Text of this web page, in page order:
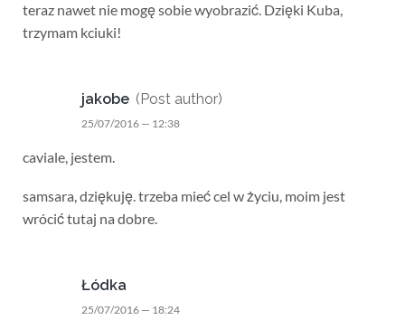
teraz nawet nie mogę sobie wyobrazić. Dzięki Kuba,
trzymam kciuki!
jakobe (Post author)
25/07/2016 — 12:38
caviale, jestem.
samsara, dziękuję. trzeba mieć cel w życiu, moim jest
wrócić tutaj na dobre.
Łódka
25/07/2016 — 18:24